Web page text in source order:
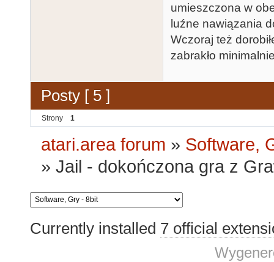
umieszczona w
luźne nawiązania
Wczoraj też
zabrakło
Posty [ 5 ]
Strony 1
atari.area forum » Software,
»Jail - dokończona gra z
Currently installed 7 official